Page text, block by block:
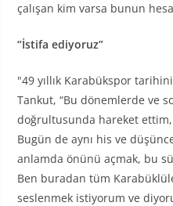
çalışan kim varsa bunun
“İstifa ediyoruz”
"49 yıllık Karabükspor
Tankut, “Bu dönemlerde ve
doğrultusunda hareket
Bugün de aynı his ve
anlamda önünü açmak, bu
Ben buradan tüm
seslenmek istiyorum ve